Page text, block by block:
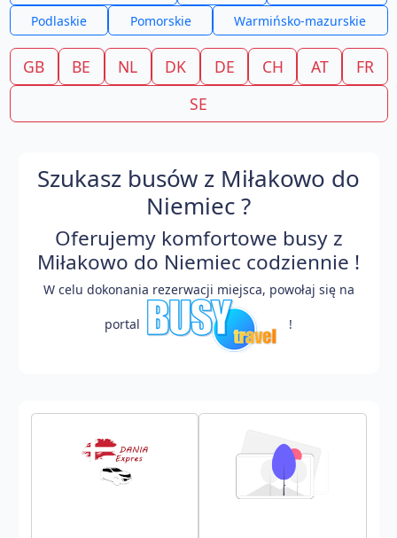
Podlaskie
Pomorskie Warmińsko-mazurskie
GB BE NL DK DE CH AT
FR
SE
Szukasz busów z Miłakowo do
Niemiec ?
Oferujemy komfortowe busy z
Miłakowo do Niemiec codziennie !
W celu dokonania rezerwacji miejsca, powołaj się na
portal !